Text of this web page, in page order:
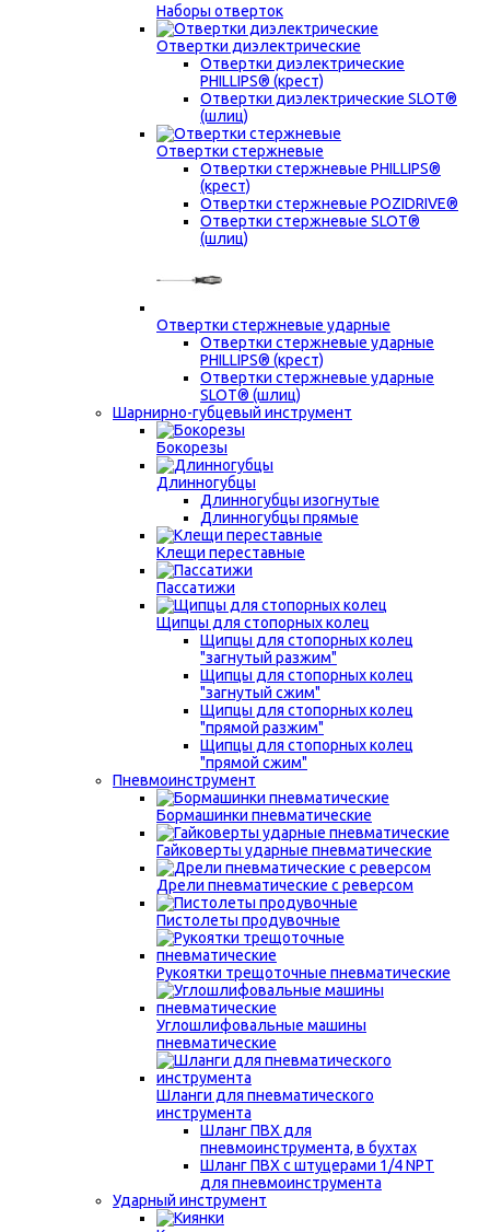
Наборы отверток
Отвертки диэлектрические
Отвертки диэлектрические
PHILLIPS® (крест)
Отвертки диэлектрические SLOT®
(шлиц)
Отвертки стержневые
Отвертки стержневые PHILLIPS®
(крест)
Отвертки стержневые POZIDRIVE®
Отвертки стержневые SLOT®
(шлиц)
Отвертки стержневые ударные
Отвертки стержневые ударные
PHILLIPS® (крест)
Отвертки стержневые ударные
SLOT® (шлиц)
Шарнирно-губцевый инструмент
Бокорезы
Длинногубцы
Длинногубцы изогнутые
Длинногубцы прямые
Клещи переставные
Пассатижи
Щипцы для стопорных колец
Щипцы для стопорных колец
"загнутый разжим"
Щипцы для стопорных колец
"загнутый сжим"
Щипцы для стопорных колец
"прямой разжим"
Щипцы для стопорных колец
"прямой сжим"
Пневмоинструмент
Бормашинки пневматические
Гайковерты ударные пневматические
Дрели пневматические с реверсом
Пистолеты продувочные
Рукоятки трещоточные пневматические
Углошлифовальные машины
пневматические
Шланги для пневматического
инструмента
Шланг ПВХ для
пневмоинструмента, в бухтах
Шланг ПВХ с штуцерами 1/4 NPT
для пневмоинструмента
Ударный инструмент